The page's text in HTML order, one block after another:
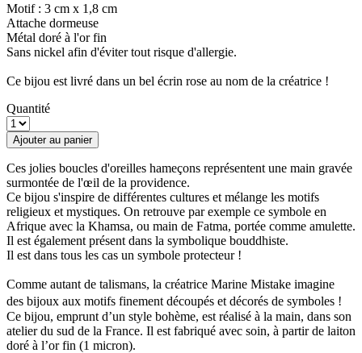
Motif : 3 cm x 1,8 cm
Attache dormeuse
Métal doré à l'or fin
Sans nickel afin d'éviter tout risque d'allergie.
Ce bijou est livré dans un bel écrin rose au nom de la créatrice !
Quantité
Ajouter au panier
Ces jolies boucles d'oreilles hameçons représentent une main gravée
surmontée de l'œil de la providence.
Ce bijou s'inspire de différentes cultures et mélange les motifs
religieux et mystiques. On retrouve par exemple ce symbole en
Afrique avec la Khamsa, ou main de Fatma, portée comme amulette.
Il est également présent dans la symbolique bouddhiste.
Il est dans tous les cas un symbole protecteur !
Comme autant de talismans, la créatrice Marine Mistake imagine
des bijoux aux motifs finement découpés et décorés de symboles !
Ce bijou, emprunt d’un style bohème, est réalisé à la main, dans son
atelier du sud de la France. Il est fabriqué avec soin, à partir de laiton
doré à l’or fin (1 micron).